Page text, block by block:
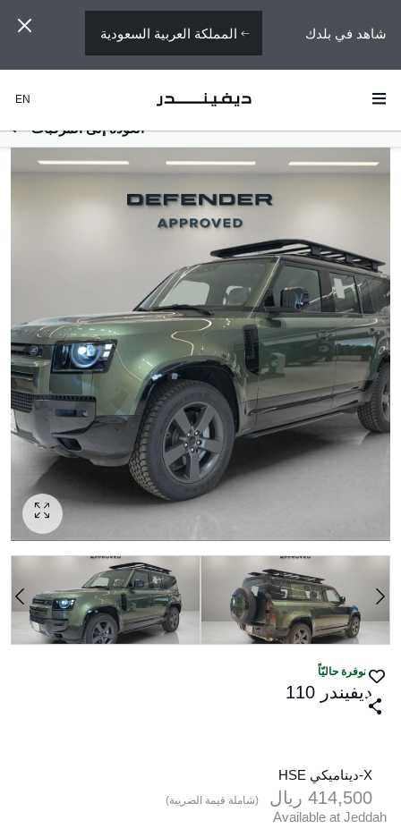
شاهد في بلدك المملكة العربية السعودية
EN
العودة إلى المركبات
منوفرة حاليّاً
ديفيندر 110
X-ديناميكي HSE
414,500 ريال‎ (شاملة قيمة الضريبة)
Available at Jeddah